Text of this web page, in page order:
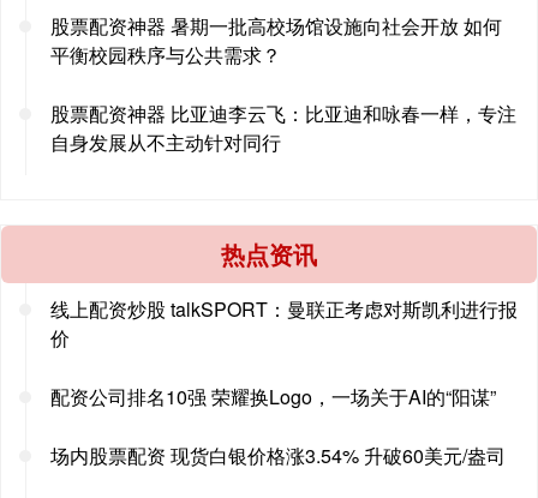
股票配资神器 暑期一批高校场馆设施向社会开放 如何
平衡校园秩序与公共需求？
股票配资神器 比亚迪李云飞：比亚迪和咏春一样，专注
自身发展从不主动针对同行
热点资讯
线上配资炒股 talkSPORT：曼联正考虑对斯凯利进行报
价
配资公司排名10强 荣耀换Logo，一场关于AI的“阳谋”
场内股票配资 现货白银价格涨3.54% 升破60美元/盎司